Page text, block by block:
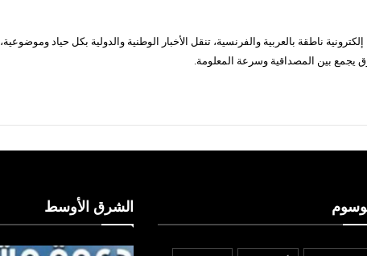
ناطقة بالعربية والفرنسية، تنقل الأخبار الوطنية والدولية بكل حياد وموضوعية،
يجمع بين المصداقية وسرعة المعلومة.
الشرق الأوسط